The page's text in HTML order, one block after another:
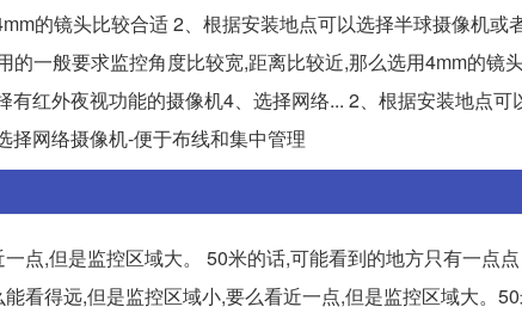
的镜头比较合适 2、根据安装地点可以选择半球摄像机或
一般要求监控角度比较宽,距离比较近,那么选用4mm的镜
红外夜视功能的摄像机4、选择网络... 2、根据安装地点可
择网络摄像机-便于布线和集中管理
点,但是监控区域大。 50米的话,可能看到的地方只有一点
看得远,但是监控区域小,要么看近一点,但是监控区域大。